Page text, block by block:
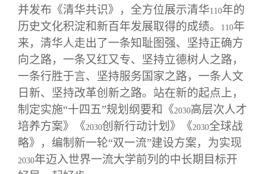
并发布《清华共识》，全方位展示清华110年的
历史文化积淀和新百年发展取得的成绩。
110年
来，清华人走出了一条知耻图强、坚持正确方
向之路，一条又红又专、坚持立德树人之路，
一条行胜于言、坚持服务国家之路，一条人文
日新、坚持改革创新之路。站在新的起点上，
制定实施“十四五”规划纲要和《2030高层次人才
培养方案》《2030创新行动计划》《2030全球战
略》，编制新一轮“双一流”建设方案，为实现
2030年迈入世界一流大学前列的中长期目标开